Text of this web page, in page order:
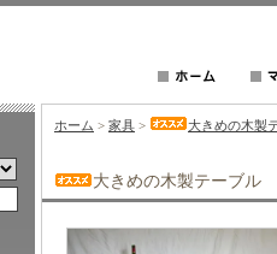
ホーム > 家具 > 大きめの木製
大きめの木製テーブル